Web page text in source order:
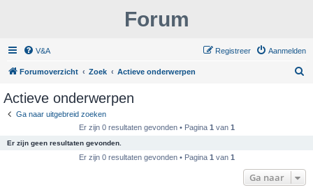
Forum
V&A Aanmelden
Registreer
Forumoverzicht Zoek Actieve onderwerpen
Actieve onderwerpen
Ga naar uitgebreid zoeken
Er zijn 0 resultaten gevonden • Pagina 1 van 1
Er zijn geen resultaten gevonden.
Er zijn 0 resultaten gevonden • Pagina 1 van 1
Ga naar